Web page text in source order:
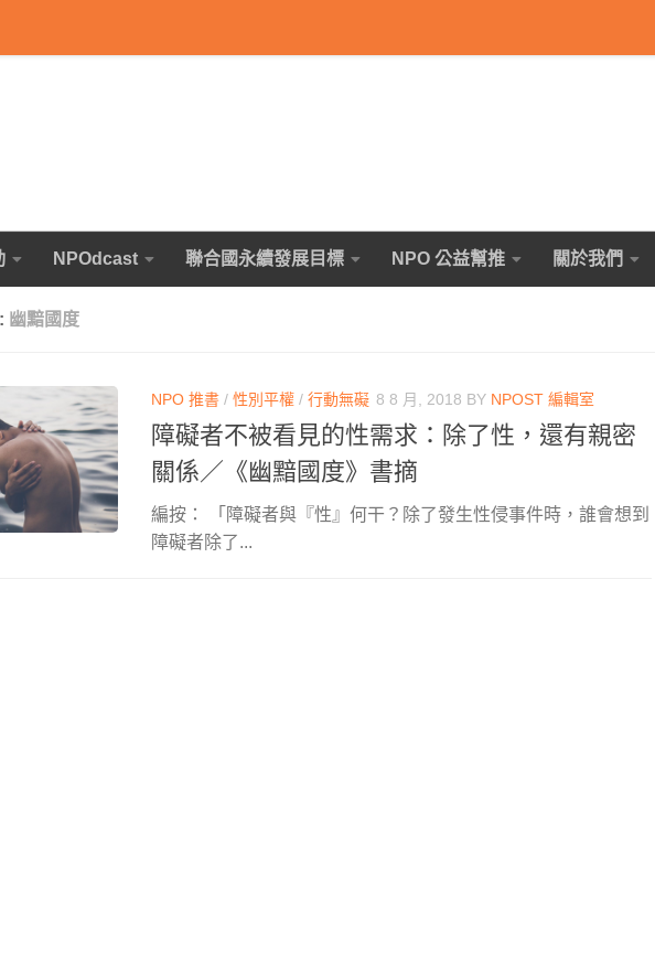
NPOdcast 聯合國永續發展目標 NPO 公益幫推 關於我們
幽黯國度
NPO 推書 / 性別平權 / 行動無礙 8 8 月, 2018 BY NPOST 編輯室
障礙者不被看見的性需求：除了性，還有親密
關係／《幽黯國度》書摘
編按： 「障礙者與『性』何干？除了發生性侵事件時，誰會想到
障礙者除了...